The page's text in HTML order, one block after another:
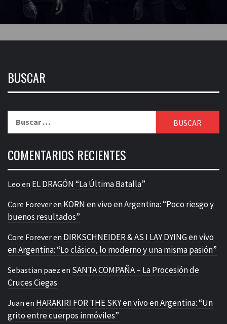
BUSCAR
COMENTARIOS RECIENTES
Leo en EL DRAGÓN “La Última Batalla”
Core Foreveren KORN en vivo en Argentina: “Poco riesgo y
buenos resultados”
Core Foreveren DIRKSCHNEIDER & AS I LAY DYING en vivo
en Argentina: “Lo clásico, lo moderno y una misma pasión”
Sebastian paez en SANTA COMPAÑA – La Procesión de
Cruces Ciegas
Juan en HARAKIRI FOR THE SKY en vivo en Argentina: “Un
grito entre cuerpos inmóviles”